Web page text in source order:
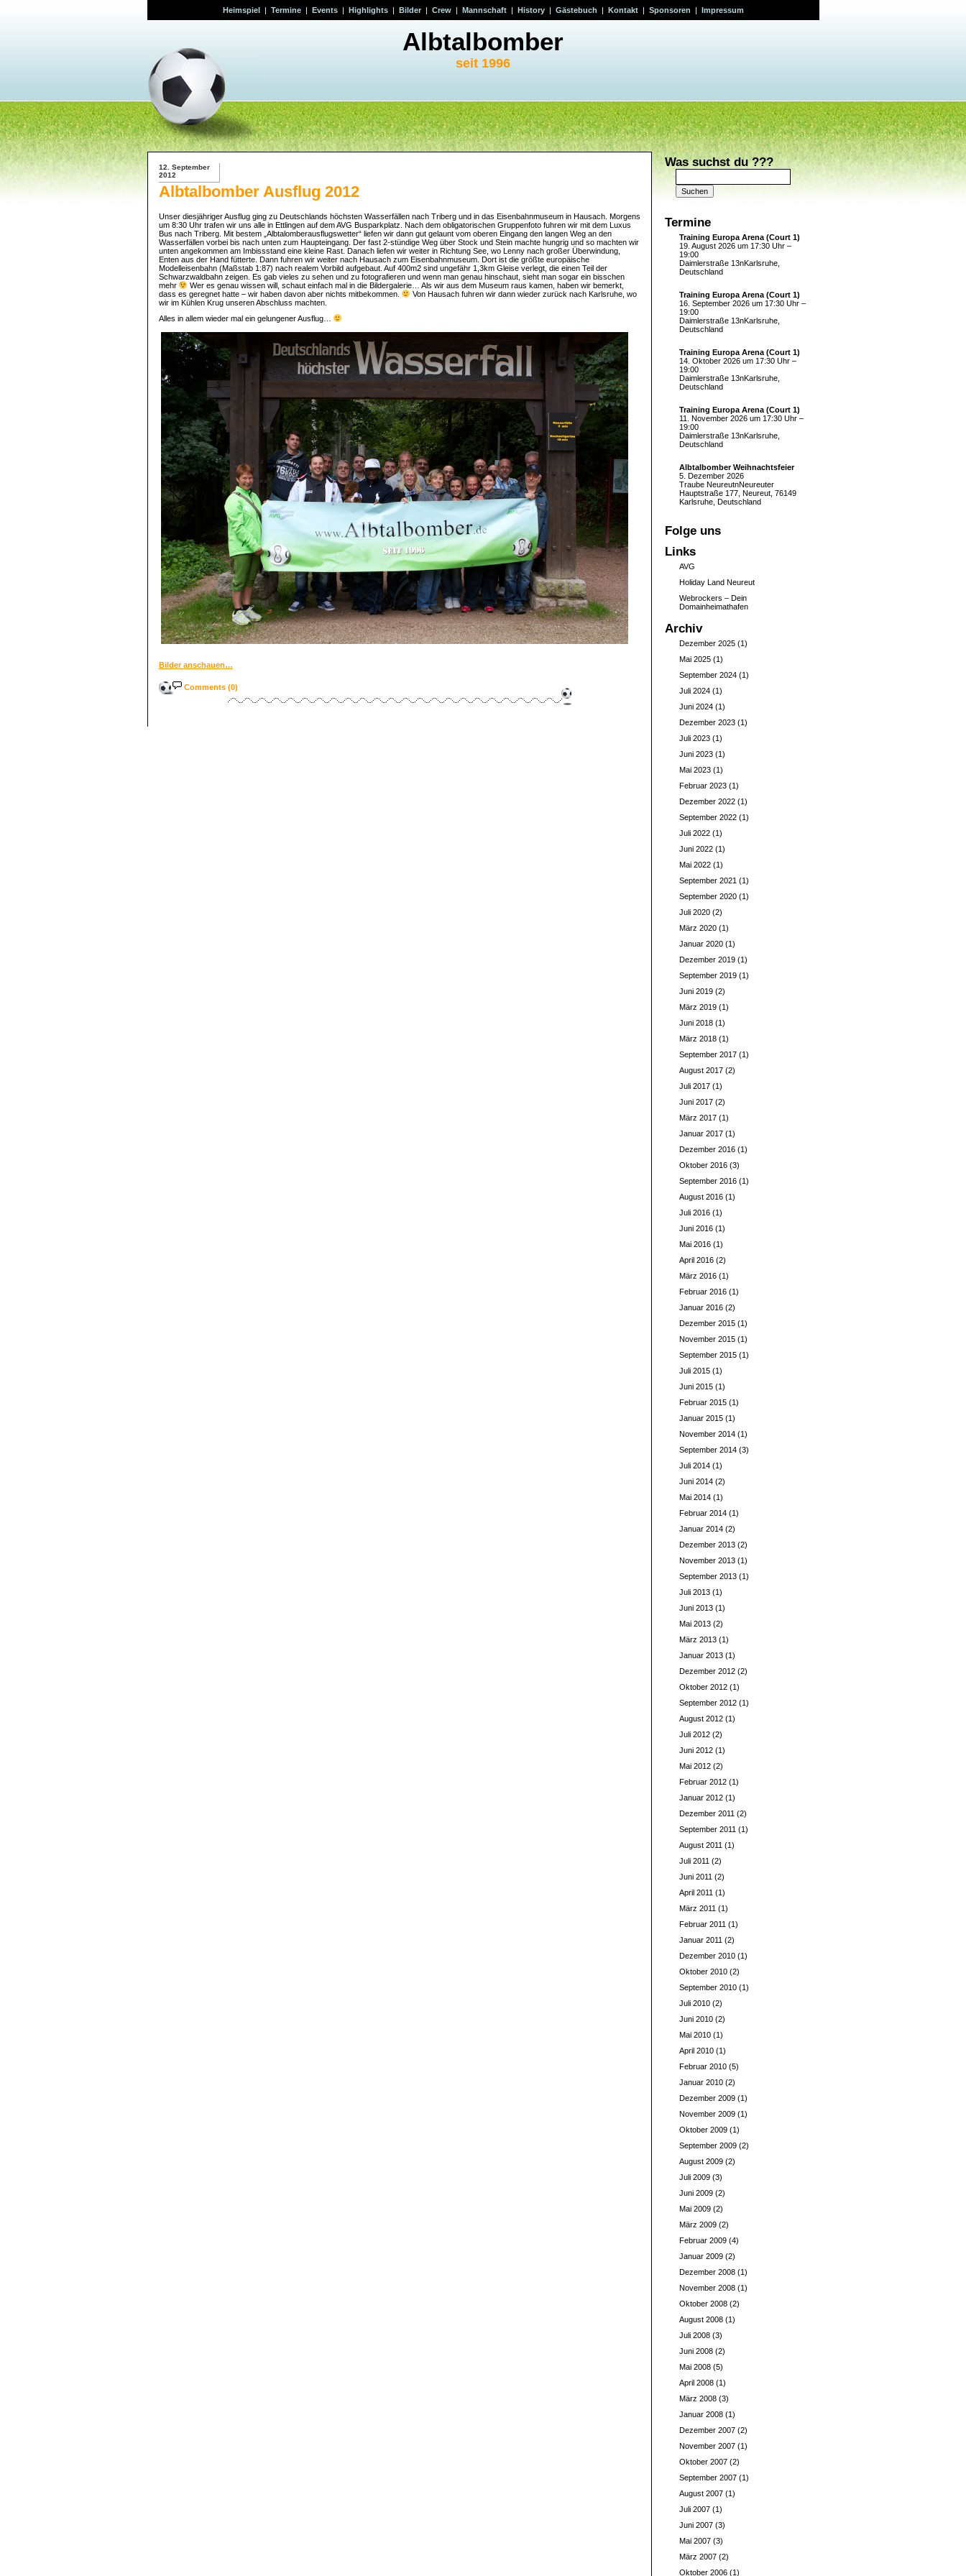
Heimspiel| Termine| Events| Highlights| Bilder| Crew| Mannschaft| History| Gästebuch | Kontakt| Sponsoren | Impressum
Albtalbomber
seit 1996
Was suchst du ???
Suchen
nach:
Termine
Training Europa Arena (Court 1)
19. August 2026 um 17:30 Uhr –
19:00
Daimlerstraße 13nKarlsruhe,
Deutschland
Training Europa Arena (Court 1)
16. September 2026 um 17:30 Uhr –
19:00
Daimlerstraße 13nKarlsruhe,
Deutschland
Training Europa Arena (Court 1)
14. Oktober 2026 um 17:30 Uhr –
19:00
Daimlerstraße 13nKarlsruhe,
Deutschland
Training Europa Arena (Court 1)
11. November 2026 um 17:30 Uhr –
19:00
Daimlerstraße 13nKarlsruhe,
Deutschland
Albtalbomber Weihnachtsfeier
5. Dezember 2026
Traube NeureutnNeureuter
Hauptstraße 177, Neureut, 76149
Karlsruhe, Deutschland
Folge uns
Links
AVG
Holiday Land Neureut
Webrockers – Dein
Domainheimathafen
Archiv
Dezember 2025(1)
Mai 2025(1)
September 2024(1)
Juli 2024(1)
Juni 2024(1)
Dezember 2023(1)
Juli 2023(1)
Juni 2023(1)
Mai 2023(1)
Februar 2023(1)
Dezember 2022(1)
September 2022(1)
Juli 2022(1)
Juni 2022(1)
Mai 2022(1)
September 2021 (1)
September 2020(1)
Juli 2020(2)
März 2020(1)
Januar 2020(1)
Dezember 2019(1)
September 2019(1)
Juni 2019(2)
März 2019(1)
Juni 2018(1)
März 2018(1)
September 2017(1)
August 2017(2)
Juli 2017(1)
Juni 2017(2)
März 2017(1)
Januar 2017(1)
Dezember 2016(1)
Oktober 2016(3)
September 2016(1)
August 2016(1)
Juli 2016(1)
Juni 2016(1)
Mai 2016(1)
April 2016(2)
März 2016(1)
Februar 2016(1)
Januar 2016(2)
Dezember 2015(1)
November 2015(1)
September 2015(1)
Juli 2015(1)
Juni 2015(1)
Februar 2015(1)
Januar 2015(1)
November 2014(1)
September 2014(3)
Juli 2014(1)
Juni 2014(2)
Mai 2014(1)
Februar 2014(1)
Januar 2014(2)
Dezember 2013(2)
November 2013(1)
September 2013(1)
Juli 2013(1)
Juni 2013(1)
Mai 2013(2)
März 2013(1)
Januar 2013(1)
Dezember 2012(2)
Oktober 2012(1)
September 2012(1)
August 2012(1)
Juli 2012(2)
Juni 2012(1)
Mai 2012(2)
Februar 2012(1)
Januar 2012(1)
Dezember 2011 (2)
September 2011 (1)
August 2011 (1)
Juli 2011 (2)
Juni 2011 (2)
April 2011 (1)
März 2011 (1)
Februar 2011 (1)
Januar 2011 (2)
Dezember 2010(1)
Oktober 2010(2)
September 2010(1)
Juli 2010(2)
Juni 2010(2)
Mai 2010(1)
April 2010(1)
Februar 2010(5)
Januar 2010(2)
Dezember 2009(1)
November 2009(1)
Oktober 2009(1)
September 2009(2)
August 2009(2)
Juli 2009(3)
Juni 2009(2)
Mai 2009(2)
März 2009(2)
Februar 2009(4)
Januar 2009(2)
Dezember 2008(1)
November 2008(1)
Oktober 2008(2)
August 2008(1)
Juli 2008(3)
Juni 2008(2)
Mai 2008(5)
April 2008(1)
März 2008(3)
Januar 2008(1)
Dezember 2007(2)
November 2007(1)
Oktober 2007(2)
September 2007(1)
August 2007(1)
Juli 2007(1)
Juni 2007(3)
Mai 2007(3)
März 2007(2)
Oktober 2006(1)
12. September
2012
Albtalbomber Ausflug 2012
Unser diesjähriger Ausflug ging zu Deutschlands höchsten Wasserfällen nach Triberg und in das Eisenbahnmuseum in Hausach. Morgens
um 8:30 Uhr trafen wir uns alle in Ettlingen auf dem AVG Busparkplatz. Nach dem obligatorischen Gruppenfoto fuhren wir mit dem Luxus
Bus nach Triberg. Mit bestem „Albtalomberausflugswetter“ liefen wir dann gut gelaunt vom oberen Eingang den langen Weg an den
Wasserfällen vorbei bis nach unten zum Haupteingang. Der fast 2-stündige Weg über Stock und Stein machte hungrig und so machten wir
unten angekommen am Imbissstand eine kleine Rast. Danach liefen wir weiter in Richtung See, wo Lenny nach großer Überwindung,
Enten aus der Hand fütterte. Dann fuhren wir weiter nach Hausach zum Eisenbahnmuseum. Dort ist die größte europäische
Modelleisenbahn (Maßstab 1:87) nach realem Vorbild aufgebaut. Auf 400m2 sind ungefähr 1,3km Gleise verlegt, die einen Teil der
Schwarzwaldbahn zeigen. Es gab vieles zu sehen und zu fotografieren und wenn man genau hinschaut, sieht man sogar ein bisschen
mehr
Wer es genau wissen will, schaut einfach mal in die Bildergalerie… Als wir aus dem Museum raus kamen, haben wir bemerkt,
dass es geregnet hatte – wir haben davon aber nichts mitbekommen.
Von Hausach fuhren wir dann wieder zurück nach Karlsruhe, wo
wir im Kühlen Krug unseren Abschluss machten.
Alles in allem wieder mal ein gelungener Ausflug…
Bilder anschauen…
Comments (0)